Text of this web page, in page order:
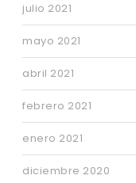
julio 2021
mayo 2021
abril 2021
febrero 2021
enero 2021
diciembre 2020